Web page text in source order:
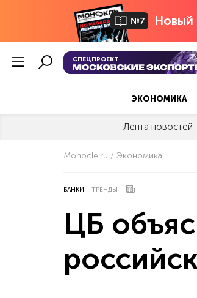
№7 Новый
СПЕЦПРОЕКТ
ЭКОНОМИКА
Лента новостей
Monocle.ru Экономика
БАНКИ ТРЕНДЫ
ЦБ